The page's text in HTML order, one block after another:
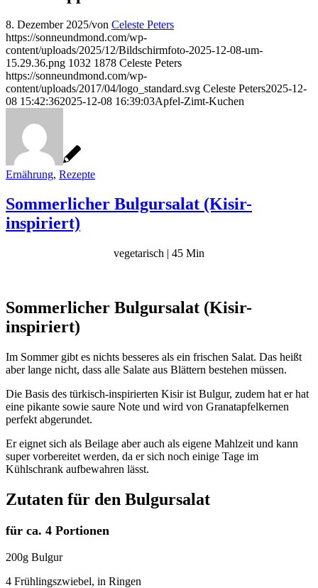
8. Dezember 2025/von Celeste Peters
https://sonneundmond.com/wp-
content/uploads/2025/12/Bildschirmfoto-2025-12-08-um-
15.29.36.png 1032 1878 Celeste Peters
https://sonneundmond.com/wp-
content/uploads/2017/04/logo_standard.svg Celeste Peters2025-12-
08 15:42:362025-12-08 16:39:03Apfel-Zimt-Kuchen
Ernährung, Rezepte
Sommerlicher Bulgursalat (Kisir-
inspiriert)
vegetarisch | 45 Min
Sommerlicher Bulgursalat (Kisir-
inspiriert)
Im Sommer gibt es nichts besseres als ein frischen Salat. Das heißt
aber lange nicht, dass alle Salate aus Blättern bestehen müssen.
Die Basis des türkisch-inspirierten Kisir ist Bulgur, zudem hat er hat
eine pikante sowie saure Note und wird von Granatapfelkernen
perfekt abgerundet.
Er eignet sich als Beilage aber auch als eigene Mahlzeit und kann
super vorbereitet werden, da er sich noch einige Tage im
Kühlschrank aufbewahren lässt.
Zutaten für den Bulgursalat
für ca. 4 Portionen
200g Bulgur
4 Frühlingszwiebel, in Ringen